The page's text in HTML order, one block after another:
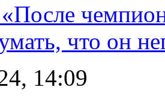
что он
14:09